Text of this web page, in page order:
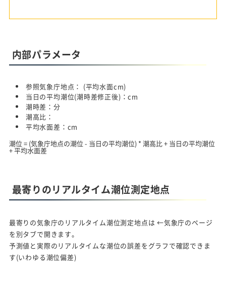
内部パラメータ
参照気象庁地点： (平均水面cm)
当日の平均潮位(潮時差修正後)：cm
潮時差：分
潮高比：
平均水面差： cm
潮位 = (気象庁地点の潮位 - 当日の平均潮位) * 潮高比 + 当日の平均潮位
+ 平均水面差
最寄りのリアルタイム潮位測定地点
最寄りの気象庁のリアルタイム潮位測定地点は ←気象庁のページ
を別タブで開きます。
予測値と実際のリアルタイムな潮位の誤差をグラフで確認できま
す(いわゆる潮位偏差)